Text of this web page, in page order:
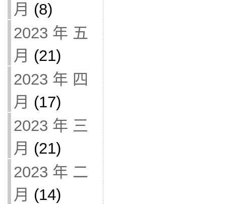
月 (8)
2023 年 五
月 (21)
2023 年 四
月 (17)
2023 年 三
月 (21)
2023 年 二
月 (14)